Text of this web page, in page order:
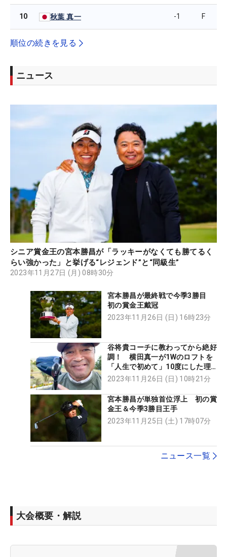
10 秋葉 真一 -1 F
順位の続きを見る
ニュース
シニア賞金王の宮本勝昌が「ラッキーがなくても勝てるく
らい強かった」と挙げる“レジェンド”と“同級生”
2023年11月27日 (月) 08時30分
宮本勝昌が最終戦で今季3勝目
初の賞金王戴冠
2023年11月26日 (日) 16時23分
谷将貴コーチに教わってから絶好
調！ 横田真一が1Wのロフトを
「人生で初めて」10度にした理
由
2023年11月26日 (日) 10時21分
宮本勝昌が単独首位浮上 初の賞
金王＆今季3勝目王手
2023年11月25日 (土) 17時07分
ニュース一覧
大会概要・解説